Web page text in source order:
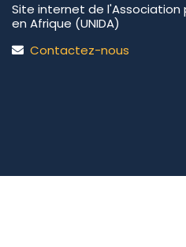
Site internet de l'Association
en Afrique (UNIDA)
Contactez-nous